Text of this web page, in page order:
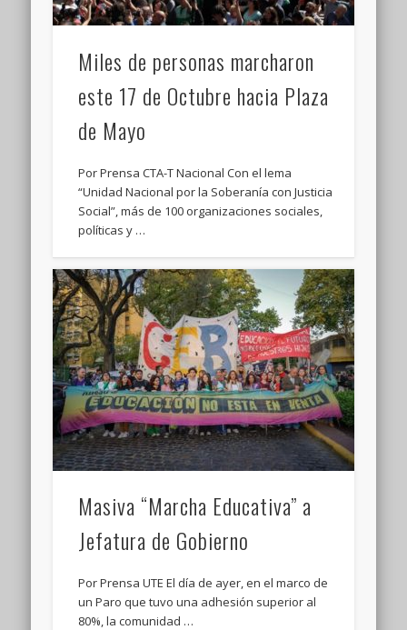
Miles de personas marcharon
este 17 de Octubre hacia Plaza
de Mayo
Por Prensa CTA-T Nacional Con el lema
“Unidad Nacional por la Soberanía con Justicia
Social”, más de 100 organizaciones sociales,
políticas y …
Masiva “Marcha Educativa” a
Jefatura de Gobierno
Por Prensa UTE El día de ayer, en el marco de
un Paro que tuvo una adhesión superior al
80%, la comunidad …